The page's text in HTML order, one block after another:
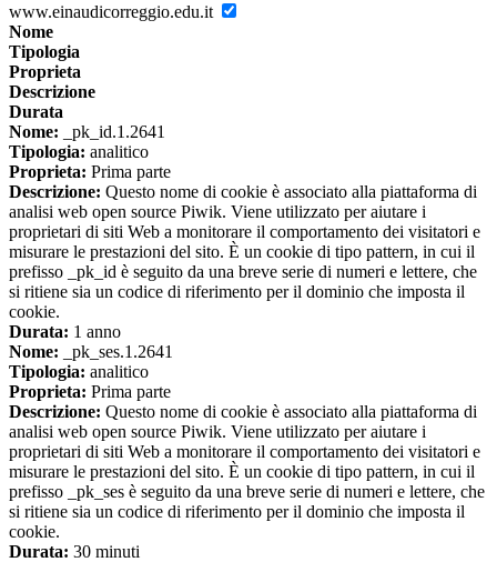
www.einaudicorreggio.edu.it
Nome
Tipologia
Proprieta
Descrizione
Durata
Nome: _pk_id.1.2641
Tipologia: analitico
Proprieta: Prima parte
Descrizione: Questo nome di cookie è associato alla piattaforma di
analisi web open source Piwik. Viene utilizzato per aiutare i
proprietari di siti Web a monitorare il comportamento dei visitatori e
misurare le prestazioni del sito. È un cookie di tipo pattern, in cui il
prefisso _pk_id è seguito da una breve serie di numeri e lettere, che
si ritiene sia un codice di riferimento per il dominio che imposta il
cookie.
Durata: 1 anno
Nome: _pk_ses.1.2641
Tipologia: analitico
Proprieta: Prima parte
Descrizione: Questo nome di cookie è associato alla piattaforma di
analisi web open source Piwik. Viene utilizzato per aiutare i
proprietari di siti Web a monitorare il comportamento dei visitatori e
misurare le prestazioni del sito. È un cookie di tipo pattern, in cui il
prefisso _pk_ses è seguito da una breve serie di numeri e lettere, che
si ritiene sia un codice di riferimento per il dominio che imposta il
cookie.
Durata: 30 minuti